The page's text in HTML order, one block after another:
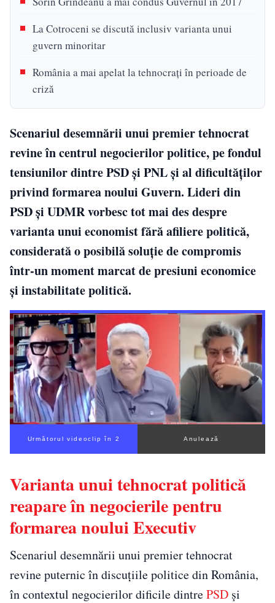
La Cotroceni se discută inclusiv varianta unui
guvern minoritar
România a mai apelat la tehnocrați în perioade de
criză
Scenariul desemnării unui premier tehnocrat
revine în centrul negocierilor politice, pe fondul
tensiunilor dintre PSD și PNL și al dificultăților
privind formarea noului Guvern. Lideri din
PSD și UDMR vorbesc tot mai des despre
varianta unui economist fără afiliere politică,
considerată o posibilă soluție de compromis
într-un moment marcat de presiuni economice
și instabilitate politică.
Următorul videoclip în 1 Anulează
Varianta unui tehnocrat politică
reapare în negocierile pentru
formarea noului Executiv
Scenariul desemnării unui premier tehnocrat
revine puternic în discuțiile politice din România,
în contextul negocierilor dificile dintrePSD și